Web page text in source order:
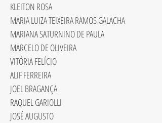
KLEITON ROSA
MARIA LUIZA TEIXEIRA RAMOS GALACHA
MARIANA SATURNINO DE PAULA
MARCELO DE OLIVEIRA
VITÓRIA FELÍCIO
ALIF FERREIRA
JOEL BRAGANÇA
RAQUEL GARIOLLI
JOSÉ AUGUSTO